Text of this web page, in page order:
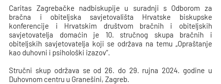
Caritas Zagrebačke nadbiskupije u suradnji s Odborom za
bračna i obiteljska savjetovališta Hrvatske biskupske
konferencije i Hrvatskim društvom bračnih i obiteljskih
savjetovatelja domaćin je 10. stručnog skupa bračnih i
obiteljskih savjetovatelja koji se održava na temu „Opraštanje
kao duhovni i psihološki izazov“.
Stručni skup održava se od 26. do 29. rujna 2024. godine u
Duhovnom centru u Granešini, Zagreb.